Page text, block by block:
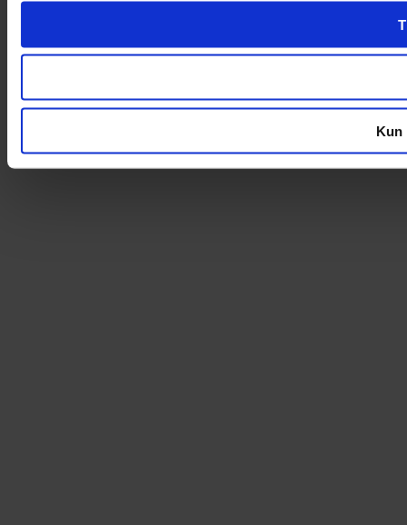
Kun